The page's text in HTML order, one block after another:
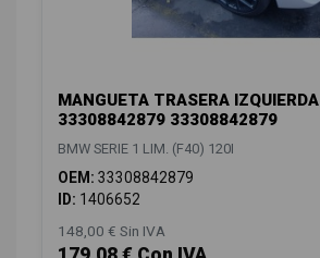
MANGUETA TRASERA IZQUIERDA
33308842879 33308842879
BMW SERIE 1 LIM. (F40) 120I
OEM: 33308842879
ID: 1406652
148,00 € Sin IVA